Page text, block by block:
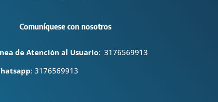
Comuníquese con nosotros
de Atención al Usuario: 3176569913
: 3176569913